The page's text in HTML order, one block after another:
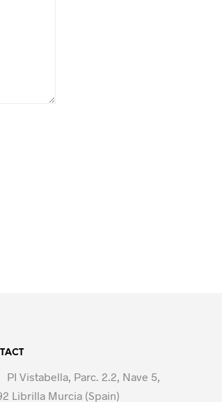
PI Vistabella, Parc. 2.2, Nave 5,
Librilla Murcia (Spain)